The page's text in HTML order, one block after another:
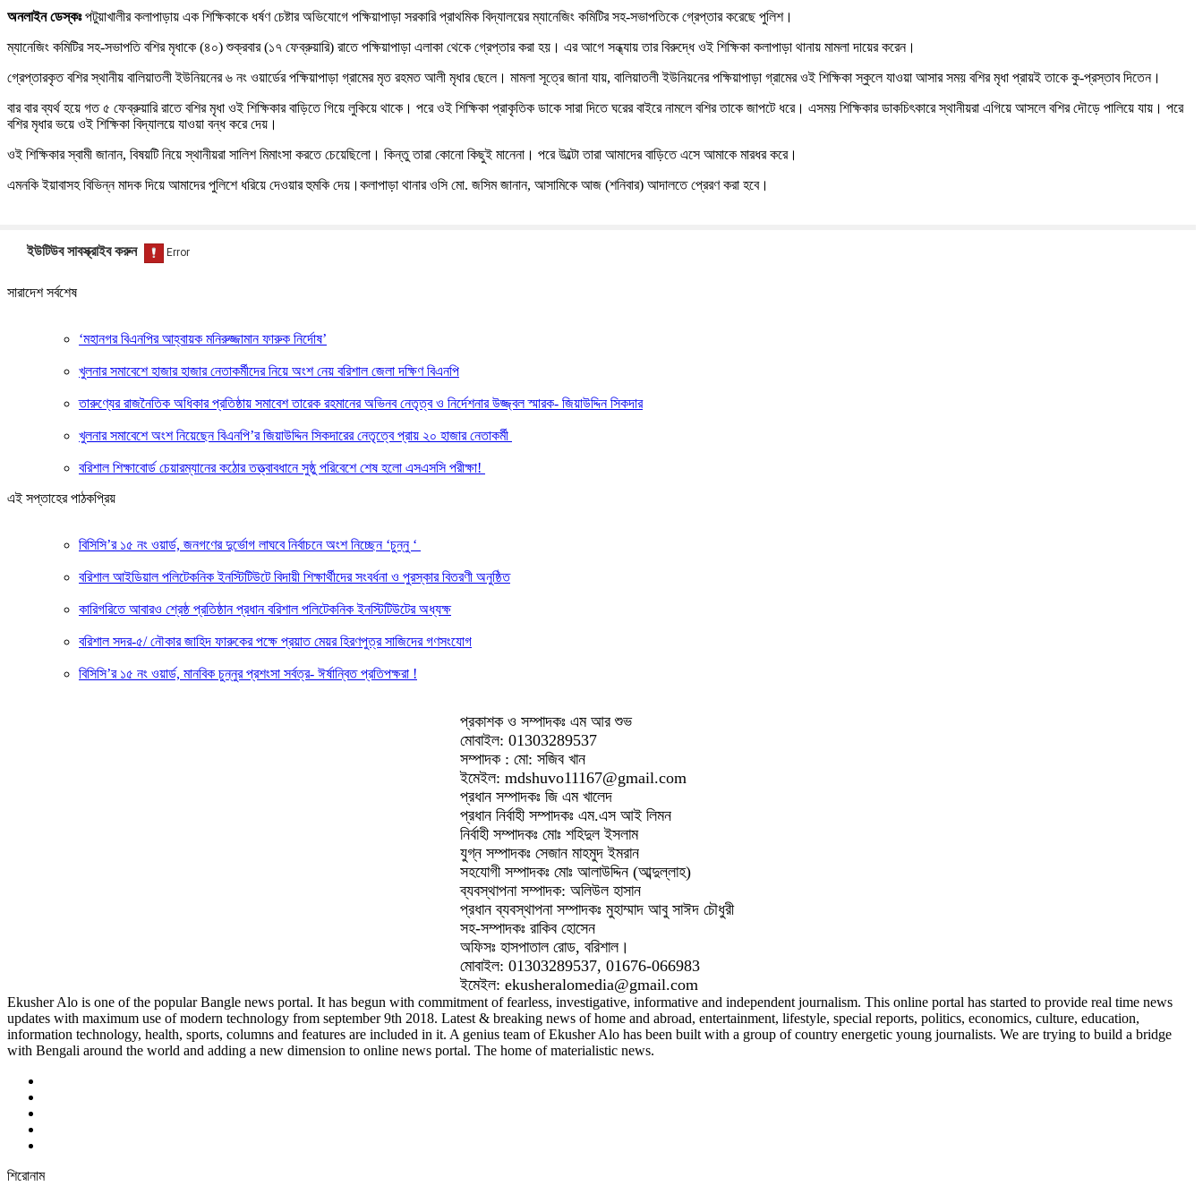
অনলাইন ডেস্কঃপটুয়াখালীর কলাপাড়ায় এক শিক্ষিকাকে ধর্ষণ চেষ্টার অভিযোগে পক্ষিয়াপাড়া সরকারি প্রাথমিক বিদ্যালয়ের ম্যানেজিং কমিটির সহ-সভাপতিকে গ্রেপ্তার করেছে পুলিশ।
ম্যানেজিং কমিটির সহ-সভাপতি বশির মৃধাকে (৪০) শুক্রবার (১৭ ফেব্রুয়ারি) রাতে পক্ষিয়াপাড়া এলাকা থেকে গ্রেপ্তার করা হয়। এর আগে সন্ধ্যায় তার বিরুদ্ধে ওই শিক্ষিকা কলাপাড়া থানায় মামলা দায়ের করেন।
গ্রেপ্তারকৃত বশির স্থানীয় বালিয়াতলী ইউনিয়নের ৬ নং ওয়ার্ডের পক্ষিয়াপাড়া গ্রামের মৃত রহমত আলী মৃধার ছেলে। মামলা সূত্রে জানা যায়, বালিয়াতলী ইউনিয়নের পক্ষিয়াপাড়া গ্রামের ওই শিক্ষিকা স্কুলে যাওয়া আসার সময় বশির মৃধা প্রায়ই তাকে কু-প্রস্তাব দিতেন।
বার বার ব্যর্থ হয়ে গত ৫ ফেব্রুয়ারি রাতে বশির মৃধা ওই শিক্ষিকার বাড়িতে গিয়ে লুকিয়ে থাকে। পরে ওই শিক্ষিকা প্রাকৃতিক ডাকে সারা দিতে ঘরের বাইরে নামলে বশির তাকে জাপটে ধরে। এসময় শিক্ষিকার ডাকচিৎকারে স্থানীয়রা এগিয়ে আসলে বশির দৌড়ে পালিয়ে যায়। পরে
বশির মৃধার ভয়ে ওই শিক্ষিকা বিদ্যালয়ে যাওয়া বন্ধ করে দেয়।
ওই শিক্ষিকার স্বামী জানান, বিষয়টি নিয়ে স্থানীয়রা সালিশ মিমাংসা করতে চেয়েছিলো। কিন্তু তারা কোনো কিছুই মানেনা। পরে উল্টো তারা আমাদের বাড়িতে এসে আমাকে মারধর করে।
এমনকি ইয়াবাসহ বিভিন্ন মাদক দিয়ে আমাদের পুলিশে ধরিয়ে দেওয়ার হুমকি দেয়।কলাপাড়া থানার ওসি মো. জসিম জানান, আসামিকে আজ (শনিবার) আদালতে প্রেরণ করা হবে।
ইউটিউব সাবস্ক্রাইব করুন
সারাদেশ সর্বশেষ
‘মহানগর বিএনপির আহ্বায়ক মনিরুজ্জামান ফারুক নির্দোষ’
খুলনার সমাবেশে হাজার হাজার নেতাকর্মীদের নিয়ে অংশ নেয় বরিশাল জেলা দক্ষিণ বিএনপি
তারুণ্যের রাজনৈতিক অধিকার প্রতিষ্ঠায় সমাবেশ তারেক রহমানের অভিনব নেতৃত্ব ও নির্দেশনার উজ্জ্বল স্মারক- জিয়াউদ্দিন সিকদার
খুলনার সমাবেশে অংশ নিয়েছেন বিএনপি’র জিয়াউদ্দিন সিকদারের নেতৃত্বে প্রায় ২০ হাজার নেতাকর্মী
বরিশাল শিক্ষাবোর্ড চেয়ারম্যানের কঠোর তত্ত্বাবধানে সুষ্ঠু পরিবেশে শেষ হলো এসএসসি পরীক্ষা!
এই সপ্তাহের পাঠকপ্রিয়
বিসিসি’র ১৫ নং ওয়ার্ড, জনগণের দুর্ভোগ লাঘবে নির্বাচনে অংশ নিচ্ছেন ‘চুন্নু ‘
বরিশাল আইডিয়াল পলিটেকনিক ইনস্টিটিউটে বিদায়ী শিক্ষার্থীদের সংবর্ধনা ও পুরস্কার বিতরণী অনুষ্ঠিত
কারিগরিতে আবারও শ্রেষ্ঠ প্রতিষ্ঠান প্রধান বরিশাল পলিটেকনিক ইনস্টিটিউটের অধ্যক্ষ
বরিশাল সদর-৫/ নৌকার জাহিদ ফারুকের পক্ষে প্র‍য়াত মেয়র হিরণপুত্র সাজিদের গণসংযোগ
বিসিসি’র ১৫ নং ওয়ার্ড, মানবিক চুন্নুর প্রশংসা সর্বত্র- ঈর্ষান্বিত প্রতিপক্ষরা !
প্রকাশক ও সম্পাদকঃ এম আর শুভ
মোবাইল: 01303289537
সম্পাদক : মো: সজিব খান
ইমেইল: mdshuvo11167@gmail.com
প্রধান সম্পাদকঃ জি এম খালেদ
প্রধান নির্বাহী সম্পাদকঃ এম.এস আই লিমন
নির্বাহী সম্পাদকঃ মোঃ শহিদুল ইসলাম
যুগ্ন সম্পাদকঃ সেজান মাহমুদ ইমরান
সহযোগী সম্পাদকঃ মোঃ আলাউদ্দিন (আব্দুল্লাহ)
ব্যবস্থাপনা সম্পাদক: অলিউল হাসান
প্রধান ব্যবস্থাপনা সম্পাদকঃ মুহাম্মাদ আবু সাঈদ চৌধুরী
সহ-সম্পাদকঃ রাকিব হোসেন
অফিসঃ হাসপাতাল রোড, বরিশাল।
মোবাইল: 01303289537, 01676-066983
ইমেইল: ekusheralomedia@gmail.com
Ekusher Alo is one of the popular Bangle news portal. It has begun with commitment of fearless, investigative, informative and independent journalism. This online portal has started to provide real time news
updates with maximum use of modern technology from september 9th 2018. Latest & breaking news of home and abroad, entertainment, lifestyle, special reports, politics, economics, culture, education,
information technology, health, sports, columns and features are included in it. A genius team of Ekusher Alo has been built with a group of country energetic young journalists. We are trying to build a bridge
with Bengali around the world and adding a new dimension to online news portal. The home of materialistic news.
শিরোনাম